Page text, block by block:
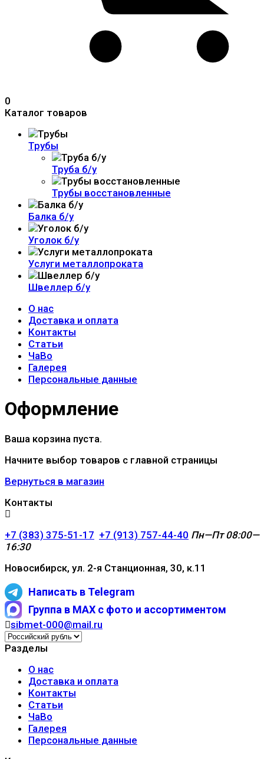
0
Каталог товаров
Трубы
Труба б/у
Трубы восстановленные
Балка б/у
Уголок б/у
Услуги металлопроката
Швеллер б/у
О нас
Доставка и оплата
Контакты
Статьи
ЧаВо
Галерея
Персональные данные
Оформление
Ваша корзина пуста.
Начните выбор товаров с главной страницы
Вернуться в магазин
Контакты
+7 (383) 375-51-17 +7 (913) 757-44-40 Пн—Пт 08:00—
16:30
Новосибирск, ул. 2-я Станционная, 30, к.11
Написать в Telegram
Группа в MAX с фото и ассортиментом
sibmet-000@mail.ru
Разделы
О нас
Доставка и оплата
Контакты
Статьи
ЧаВо
Галерея
Персональные данные